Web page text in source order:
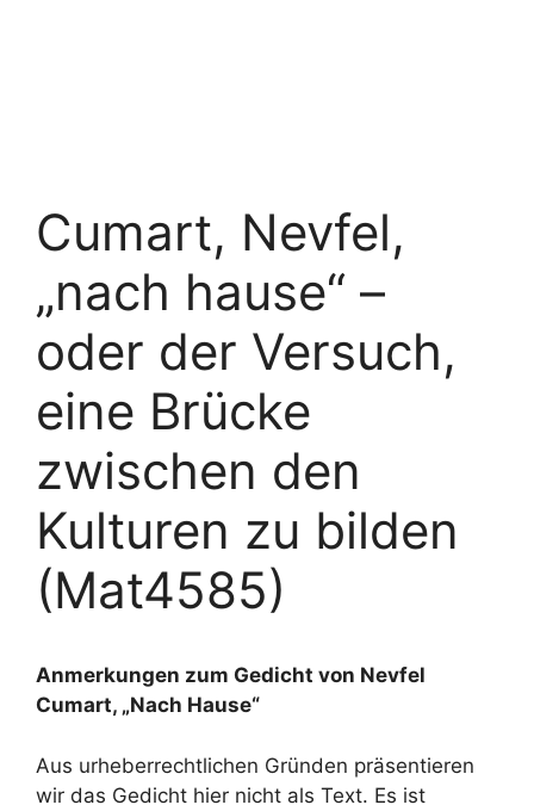
Cumart, Nevfel,
„nach hause“ –
oder der Versuch,
eine Brücke
zwischen den
Kulturen zu bilden
(Mat4585)
Anmerkungen zum Gedicht von Nevfel
Cumart, „Nach Hause“
Aus urheberrechtlichen Gründen präsentieren
wir das Gedicht hier nicht als Text. Es ist